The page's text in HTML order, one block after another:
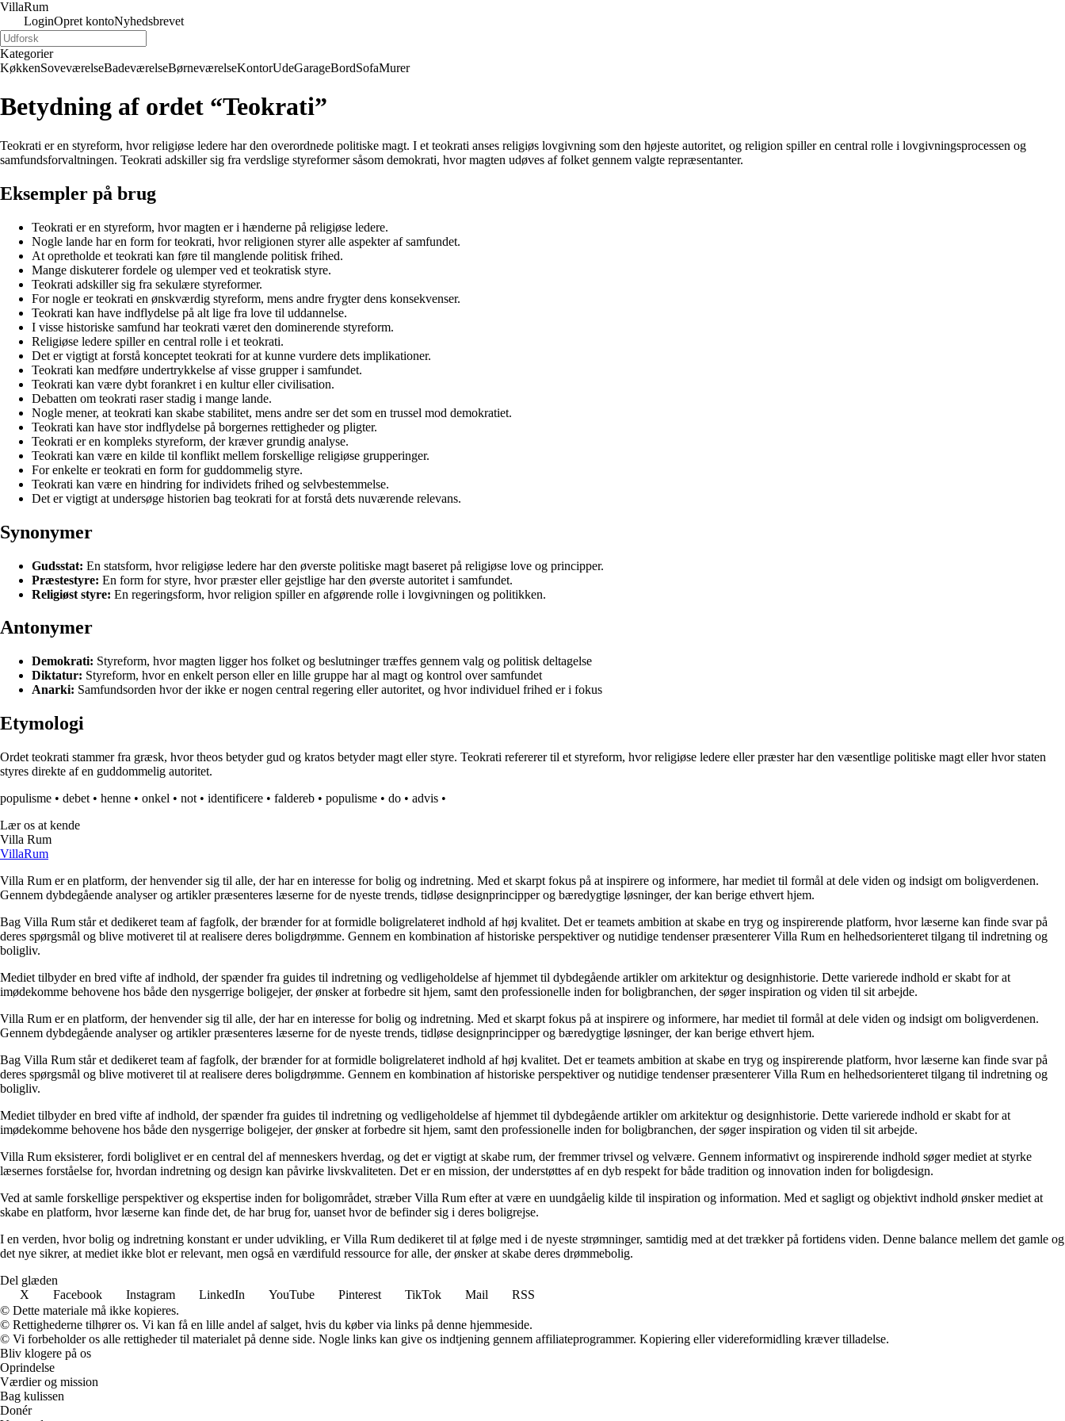
VillaRum
LoginOpret kontoNyhedsbrevet
Kategorier
KøkkenSoveværelseBadeværelseBørneværelseKontorUdeGarageBordSofaMurer
Betydning af ordet “Teokrati”
Teokrati er en styreform, hvor religiøse ledere har den overordnede politiske magt. I et teokrati anses religiøs lovgivning som den højeste autoritet, og religion spiller en central rolle i lovgivningsprocessen og
samfundsforvaltningen. Teokrati adskiller sig fra verdslige styreformer såsom demokrati, hvor magten udøves af folket gennem valgte repræsentanter.
Eksempler på brug
Teokrati er en styreform, hvor magten er i hænderne på religiøse ledere.
Nogle lande har en form for teokrati, hvor religionen styrer alle aspekter af samfundet.
At opretholde et teokrati kan føre til manglende politisk frihed.
Mange diskuterer fordele og ulemper ved et teokratisk styre.
Teokrati adskiller sig fra sekulære styreformer.
For nogle er teokrati en ønskværdig styreform, mens andre frygter dens konsekvenser.
Teokrati kan have indflydelse på alt lige fra love til uddannelse.
I visse historiske samfund har teokrati været den dominerende styreform.
Religiøse ledere spiller en central rolle i et teokrati.
Det er vigtigt at forstå konceptet teokrati for at kunne vurdere dets implikationer.
Teokrati kan medføre undertrykkelse af visse grupper i samfundet.
Teokrati kan være dybt forankret i en kultur eller civilisation.
Debatten om teokrati raser stadig i mange lande.
Nogle mener, at teokrati kan skabe stabilitet, mens andre ser det som en trussel mod demokratiet.
Teokrati kan have stor indflydelse på borgernes rettigheder og pligter.
Teokrati er en kompleks styreform, der kræver grundig analyse.
Teokrati kan være en kilde til konflikt mellem forskellige religiøse grupperinger.
For enkelte er teokrati en form for guddommelig styre.
Teokrati kan være en hindring for individets frihed og selvbestemmelse.
Det er vigtigt at undersøge historien bag teokrati for at forstå dets nuværende relevans.
Synonymer
Gudsstat: En statsform, hvor religiøse ledere har den øverste politiske magt baseret på religiøse love og principper.
Præstestyre: En form for styre, hvor præster eller gejstlige har den øverste autoritet i samfundet.
Religiøst styre: En regeringsform, hvor religion spiller en afgørende rolle i lovgivningen og politikken.
Antonymer
Demokrati: Styreform, hvor magten ligger hos folket og beslutninger træffes gennem valg og politisk deltagelse
Diktatur: Styreform, hvor en enkelt person eller en lille gruppe har al magt og kontrol over samfundet
Anarki: Samfundsorden hvor der ikke er nogen central regering eller autoritet, og hvor individuel frihed er i fokus
Etymologi
Ordet teokrati stammer fra græsk, hvor theos betyder gud og kratos betyder magt eller styre. Teokrati refererer til et styreform, hvor religiøse ledere eller præster har den væsentlige politiske magt eller hvor staten
styres direkte af en guddommelig autoritet.
populisme • debet • henne • onkel • not • identificere • faldereb • populisme • do • advis •
Lær os at kende
Villa Rum
VillaRum
Villa Rum er en platform, der henvender sig til alle, der har en interesse for bolig og indretning. Med et skarpt fokus på at inspirere og informere, har mediet til formål at dele viden og indsigt om boligverdenen.
Gennem dybdegående analyser og artikler præsenteres læserne for de nyeste trends, tidløse designprincipper og bæredygtige løsninger, der kan berige ethvert hjem.
Bag Villa Rum står et dedikeret team af fagfolk, der brænder for at formidle boligrelateret indhold af høj kvalitet. Det er teamets ambition at skabe en tryg og inspirerende platform, hvor læserne kan finde svar på
deres spørgsmål og blive motiveret til at realisere deres boligdrømme. Gennem en kombination af historiske perspektiver og nutidige tendenser præsenterer Villa Rum en helhedsorienteret tilgang til indretning og
boligliv.
Mediet tilbyder en bred vifte af indhold, der spænder fra guides til indretning og vedligeholdelse af hjemmet til dybdegående artikler om arkitektur og designhistorie. Dette varierede indhold er skabt for at
imødekomme behovene hos både den nysgerrige boligejer, der ønsker at forbedre sit hjem, samt den professionelle inden for boligbranchen, der søger inspiration og viden til sit arbejde.
Villa Rum er en platform, der henvender sig til alle, der har en interesse for bolig og indretning. Med et skarpt fokus på at inspirere og informere, har mediet til formål at dele viden og indsigt om boligverdenen.
Gennem dybdegående analyser og artikler præsenteres læserne for de nyeste trends, tidløse designprincipper og bæredygtige løsninger, der kan berige ethvert hjem.
Bag Villa Rum står et dedikeret team af fagfolk, der brænder for at formidle boligrelateret indhold af høj kvalitet. Det er teamets ambition at skabe en tryg og inspirerende platform, hvor læserne kan finde svar på
deres spørgsmål og blive motiveret til at realisere deres boligdrømme. Gennem en kombination af historiske perspektiver og nutidige tendenser præsenterer Villa Rum en helhedsorienteret tilgang til indretning og
boligliv.
Mediet tilbyder en bred vifte af indhold, der spænder fra guides til indretning og vedligeholdelse af hjemmet til dybdegående artikler om arkitektur og designhistorie. Dette varierede indhold er skabt for at
imødekomme behovene hos både den nysgerrige boligejer, der ønsker at forbedre sit hjem, samt den professionelle inden for boligbranchen, der søger inspiration og viden til sit arbejde.
Villa Rum eksisterer, fordi boliglivet er en central del af menneskers hverdag, og det er vigtigt at skabe rum, der fremmer trivsel og velvære. Gennem informativt og inspirerende indhold søger mediet at styrke
læsernes forståelse for, hvordan indretning og design kan påvirke livskvaliteten. Det er en mission, der understøttes af en dyb respekt for både tradition og innovation inden for boligdesign.
Ved at samle forskellige perspektiver og ekspertise inden for boligområdet, stræber Villa Rum efter at være en uundgåelig kilde til inspiration og information. Med et sagligt og objektivt indhold ønsker mediet at
skabe en platform, hvor læserne kan finde det, de har brug for, uanset hvor de befinder sig i deres boligrejse.
I en verden, hvor bolig og indretning konstant er under udvikling, er Villa Rum dedikeret til at følge med i de nyeste strømninger, samtidig med at det trækker på fortidens viden. Denne balance mellem det gamle og
det nye sikrer, at mediet ikke blot er relevant, men også en værdifuld ressource for alle, der ønsker at skabe deres drømmebolig.
Del glæden
X
Facebook Instagram LinkedIn YouTube Pinterest TikTok Mail
RSS
© Dette materiale må ikke kopieres.
© Rettighederne tilhører os. Vi kan få en lille andel af salget, hvis du køber via links på denne hjemmeside.
© Vi forbeholder os alle rettigheder til materialet på denne side. Nogle links kan give os indtjening gennem affiliateprogrammer. Kopiering eller videreformidling kræver tilladelse.
Bliv klogere på os
Oprindelse
Værdier og mission
Bag kulissen
Donér